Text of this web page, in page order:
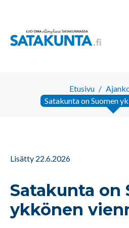
Etusivu /
Satakunta on Suomen
Lisätty 22.6.2026
Satakunta on
ykkönen